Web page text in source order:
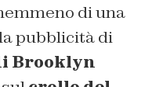
di una
pubblicità di
Brooklyn